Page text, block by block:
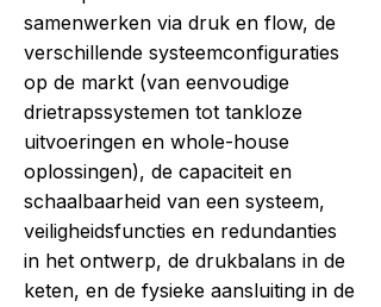
samenwerken via druk en flow, de
verschillende systeemconfiguraties
op de markt (van eenvoudige
drietrapssystemen tot tankloze
uitvoeringen en whole-house
oplossingen), de capaciteit en
schaalbaarheid van een systeem,
veiligheidsfuncties en redundanties
in het ontwerp, de drukbalans in de
keten, en de fysieke aansluiting in de